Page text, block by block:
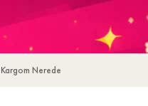
Kargom Nerede